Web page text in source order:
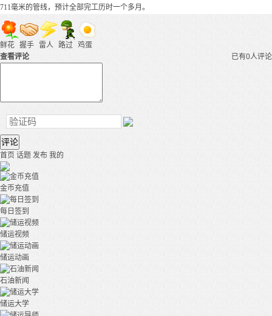
711毫米的管线，预计全部完工历时一个多月。
鲜花 握手 雷人 路过 鸡蛋
已有0人评论
查看评论
评论
首页 话题 发布 我的
金币充值
每日签到
储运视频
储运动画
石油新闻
储运大学